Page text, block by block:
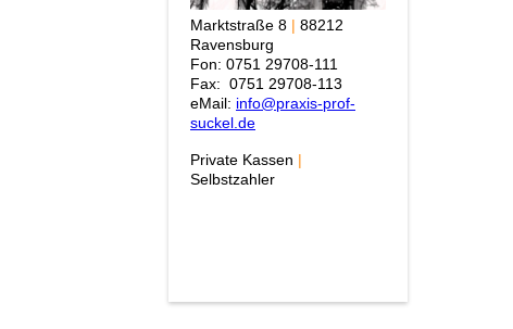
Marktstraße 8 | 88212
Ravensburg
Fon: 0751 29708-111
Fax: 0751 29708-113
eMail: info@praxis-prof-
suckel.de
Private Kassen |
Selbstzahler